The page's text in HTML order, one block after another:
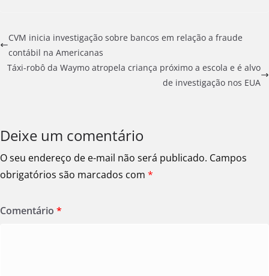
CVM inicia investigação sobre bancos em relação a fraude
contábil na Americanas
Táxi-robô da Waymo atropela criança próximo a escola e é alvo
de investigação nos EUA
Deixe um comentário
O seu endereço de e-mail não será publicado. Campos
obrigatórios são marcados com *
Comentário *